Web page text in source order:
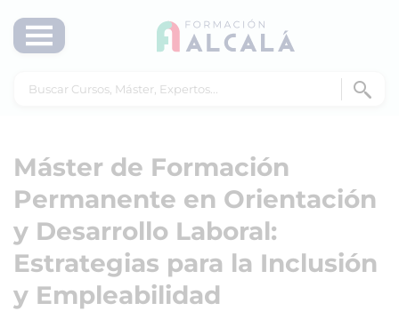
Máster de Formación
Permanente en Orientación
y Desarrollo Laboral:
Estrategias para la Inclusión
y Empleabilidad